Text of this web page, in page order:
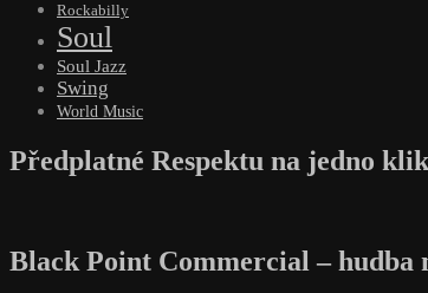
Rockabilly
Soul
Soul Jazz
Swing
World Music
Předplatné Respektu na jedno
Black Point Commercial –